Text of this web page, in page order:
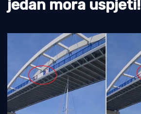
Tradicija i kultura
jedan mora uspjeti!